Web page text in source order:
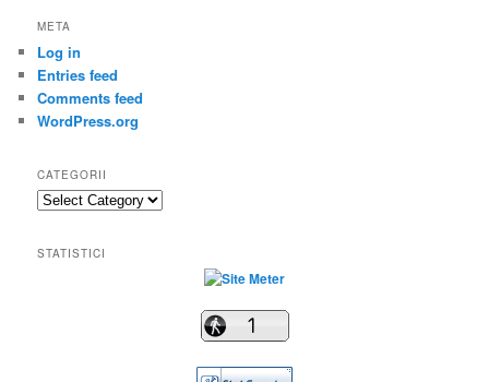
META
Log in
Entries feed
Comments feed
WordPress.org
CATEGORII
Categorii
STATISTICI